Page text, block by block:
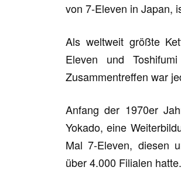
von 7-Eleven in Japan,
Als weltweit größte
Eleven und
Zusammentreffen war
Anfang der 1970er
Yokado, eine
Mal 7-Eleven, diesen
über 4.000 Filialen hatte.